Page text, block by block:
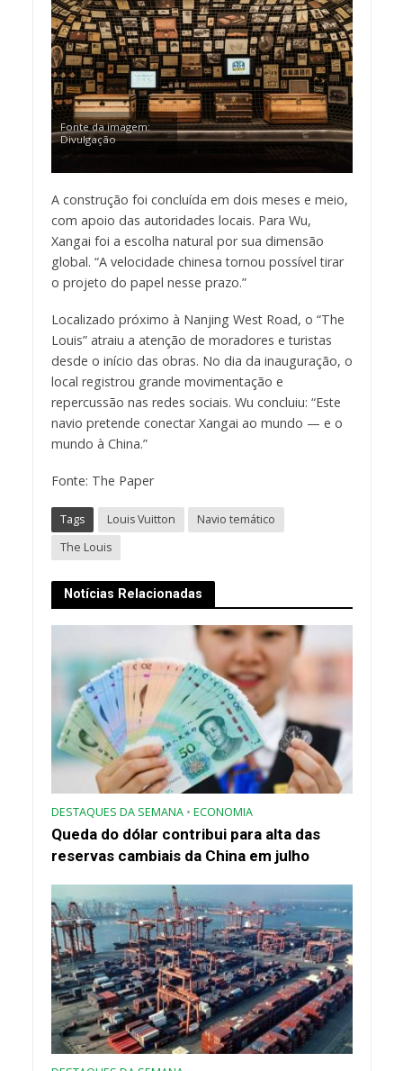
Fonte da imagem:
Divulgação
A construção foi concluída em dois meses e meio,
com apoio das autoridades locais. Para Wu,
Xangai foi a escolha natural por sua dimensão
global. “A velocidade chinesa tornou possível tirar
o projeto do papel nesse prazo.”
Localizado próximo à Nanjing West Road, o “The
Louis” atraiu a atenção de moradores e turistas
desde o início das obras. No dia da inauguração, o
local registrou grande movimentação e
repercussão nas redes sociais. Wu concluiu: “Este
navio pretende conectar Xangai ao mundo — e o
mundo à China.”
Fonte: The Paper
Tags Louis Vuitton
Navio temático
The Louis
Notícias Relacionadas
DESTAQUES DA SEMANA • ECONOMIA
Queda do dólar contribui para alta das
reservas cambiais da China em julho